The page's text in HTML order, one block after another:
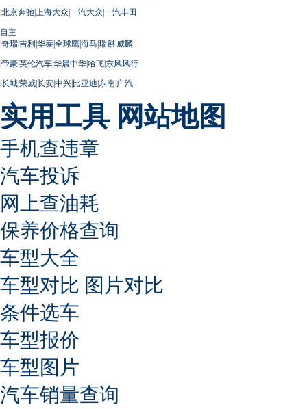
|北京奔驰| 上海大众|一汽大众|一汽丰田
自主
|奇瑞|吉利|华泰|全球鹰|海马|瑞麒|威麟
|帝豪|英伦汽车|华晨中华|哈飞|东风风行
|长城|荣威|长安|中兴|比亚迪|东南|广汽
实用工具 网站地图
手机查违章
汽车投诉
网上查油耗
保养价格查询
车型大全
车型对比 图片对比
条件选车
车型报价
车型图片
汽车销量查询